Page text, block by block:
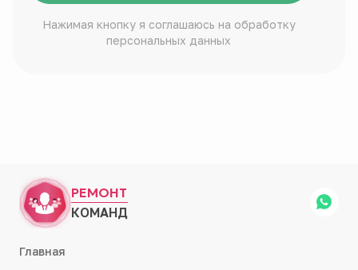
Нажимая кнопку я соглашаюсь на обработку
персональных данных
РЕМОНТ
КОМАНД
Главная